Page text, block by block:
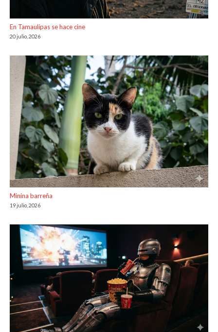
En Tamaulipas se hace cine
20 julio, 2026
Minina barreña
19 julio, 2026